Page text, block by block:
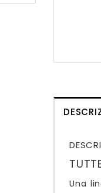
Una